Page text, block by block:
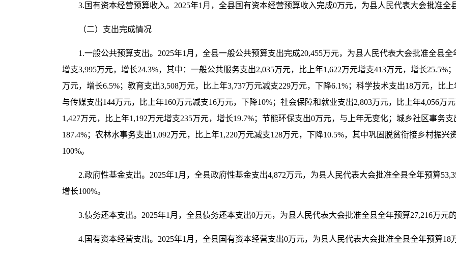
3.国有资本经营预算收入。2025年1月，全县国有资本经营预算收入完成0万元，为县人民代表大会批准全
（二）支出完成情况
1.一般公共预算支出。2025年1月，全县一般公共预算支出完成20,455万元，为县人民代表大会批准全县全
增支3,995万元，增长24.3%，其中：一般公共服务支出2,035万元，比上年1,622万元增支413万元，增长25.5%
万元，增长6.5%；教育支出3,508万元，比上年3,737万元减支229万元，下降6.1%；科学技术支出18万元，比
与传媒支出144万元，比上年160万元减支16万元，下降10%；社会保障和就业支出2,803万元，比上年4,056万
1,427万元，比上年1,192万元增支235万元，增长19.7%；节能环保支出0万元，与上年无变化；城乡社区事务
187.4%；农林水事务支出1,092万元，比上年1,220万元减支128万元，下降10.5%，其中巩固脱贫衔接乡村振
100%。
2.政府性基金支出。2025年1月，全县政府性基金支出4,872万元，为县人民代表大会批准全县全年预算
增长100%。
3.债务还本支出。2025年1月，全县债务还本支出0万元，为县人民代表大会批准全县全年预算27,216万元
4.国有资本经营支出。2025年1月，全县国有资本经营支出0万元，为县人民代表大会批准全县全年预算18